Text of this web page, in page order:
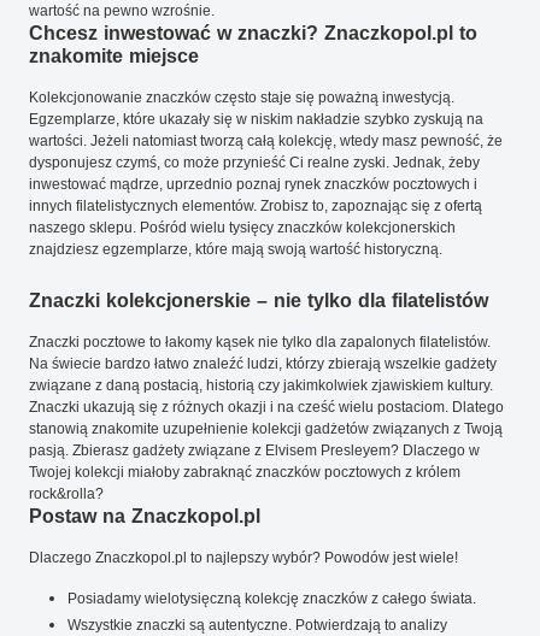
wartość na pewno wzrośnie.
Chcesz inwestować w znaczki? Znaczkopol.pl to
znakomite miejsce
Kolekcjonowanie znaczków często staje się poważną inwestycją.
Egzemplarze, które ukazały się w niskim nakładzie szybko zyskują na
wartości. Jeżeli natomiast tworzą całą kolekcję, wtedy masz pewność, że
dysponujesz czymś, co może przynieść Ci realne zyski. Jednak, żeby
inwestować mądrze, uprzednio poznaj rynek znaczków pocztowych i
innych filatelistycznych elementów. Zrobisz to, zapoznając się z ofertą
naszego sklepu. Pośród wielu tysięcy znaczków kolekcjonerskich
znajdziesz egzemplarze, które mają swoją wartość historyczną.
Znaczki kolekcjonerskie – nie tylko dla filatelistów
Znaczki pocztowe to łakomy kąsek nie tylko dla zapalonych filatelistów.
Na świecie bardzo łatwo znaleźć ludzi, którzy zbierają wszelkie gadżety
związane z daną postacią, historią czy jakimkolwiek zjawiskiem kultury.
Znaczki ukazują się z różnych okazji i na cześć wielu postaciom. Dlatego
stanowią znakomite uzupełnienie kolekcji gadżetów związanych z Twoją
pasją. Zbierasz gadżety związane z Elvisem Presleyem? Dlaczego w
Twojej kolekcji miałoby zabraknąć znaczków pocztowych z królem
rock&rolla?
Postaw na Znaczkopol.pl
Dlaczego Znaczkopol.pl to najlepszy wybór? Powodów jest wiele!
Posiadamy wielotysięczną kolekcję znaczków z całego świata.
Wszystkie znaczki są autentyczne. Potwierdzają to analizy